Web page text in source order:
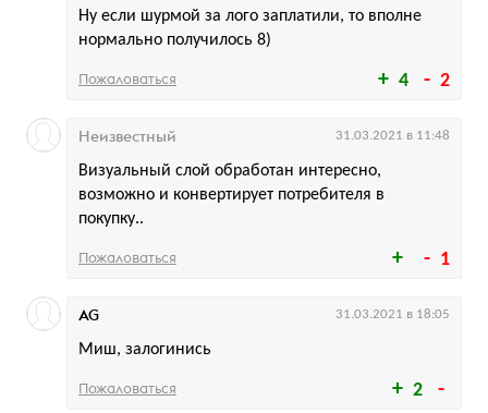
4 2
Ну если шурмой за лого заплатили, то вполне
нормально получилось 8)
Пожаловаться
1
Визуальный слой обработан интересно,
возможно и конвертирует потребителя в
покупку..
Неизвестный 31.03.2021 в 11:48
Пожаловаться
2
Миш, залогинись
AG 31.03.2021 в 18:05
Пожаловаться